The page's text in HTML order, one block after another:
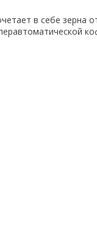
в себе зерна